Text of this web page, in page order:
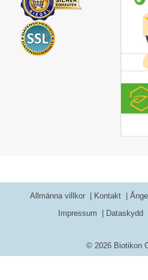
© 2026 Biotikon
Allmänna villkor Kontakt
Impressum
Dataskydd